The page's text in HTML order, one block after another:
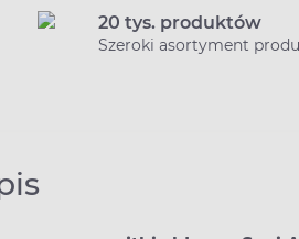
20 tys. produktów
Szeroki asortyment